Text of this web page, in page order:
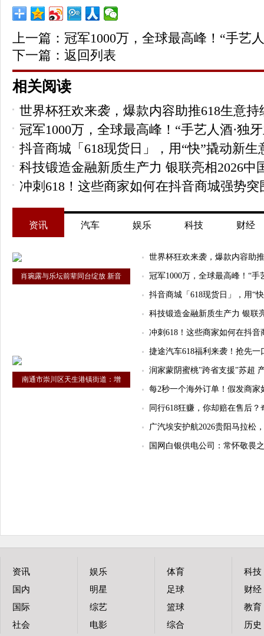
上一篇： 冠军1000万，全球最高峰！“手艺
下一篇： 返回列表
相关阅读
世界杯狂欢来袭，爆款内容助推618生意持
冠军1000万，全球最高峰！“手艺人酒·独
抖音商城「618现货日」，用“快”撬动新生
科技锻造金融新质生产力 银联亮相2026中
冲刺618！这些商家如何在抖音商城强势
资讯 汽车 娱乐 科技 财经
肖琬露与乐坛前辈同台绽放 新音
南通市崇川区天生港镇街道：增
世界杯狂欢来袭，爆款内容助
冠军1000万，全球最高峰！“手
抖音商城「618现货日」，用“
科技锻造金融新质生产力 银联
冲刺618！这些商家如何在抖
捷途汽车618福利来袭！抢先一
润家蒙阴蜜桃"跨省支援"苏超
每2秒一个海外订单！假发商家
同行618狂赚，你却赔在售后
广汽埃安护航2026贵阳马拉松
国网白银供电公司：常怀敬畏
资讯
国内
国际
社会
娱乐
明星
综艺
电影
体育
足球
篮球
综合
科技
财经
教育
历史